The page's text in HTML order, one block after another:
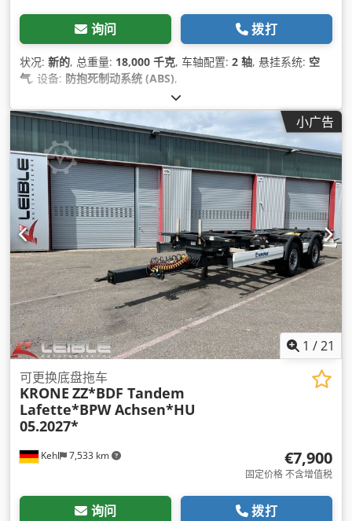
询问 拨打
状况: 新的, 总重量: 18,000 千克, 车轴配置: 2 轴, 悬挂系统: 空
气, 设备: 防抱死制动系统 (ABS),
小广告
1 /21
Kehl 7,533 km
可更换底盘拖车
KRONE ZZ*BDF Tandem
Lafette*BPW Achsen*HU
05.2027*
€7,900
固定价格 不含增值税
询问 拨打